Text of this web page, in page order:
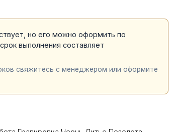
но его можно оформить по
выполнения составляет
свяжитесь с менеджером или оформите